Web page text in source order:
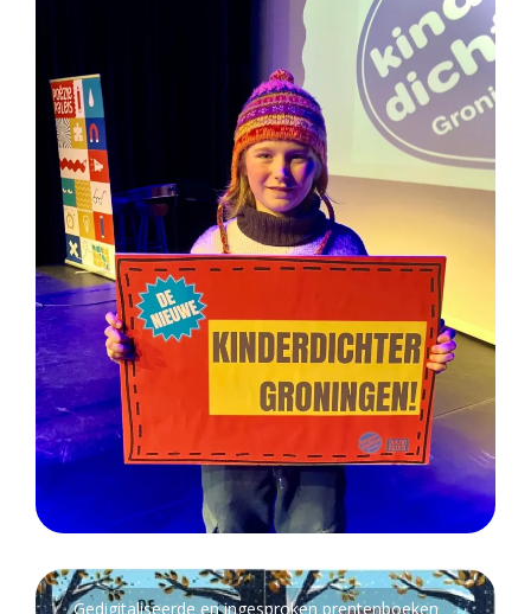
Gedigitaliseerde en ingesproken prentenboeken